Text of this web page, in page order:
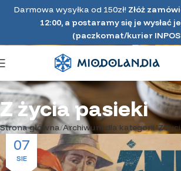
Darmowa wysyłka od 150zł! Złóż
12:00, a postaramy się je wysłać
(paczkomat/kurier
Z życia pasieki
Strona główna Archiwum dla kategorii 'Z
07
SIE